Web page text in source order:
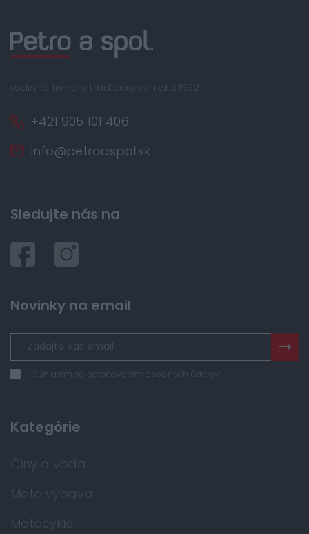
rodinná firma s tradíciou od roku 1992
+421 905 101 406
info@petroaspol.sk
Sledujte nás na
Novinky na email
Súhlasím so spracovaním osobných údajov
Kategórie
Člny a voda
Moto výbava
Motocykle